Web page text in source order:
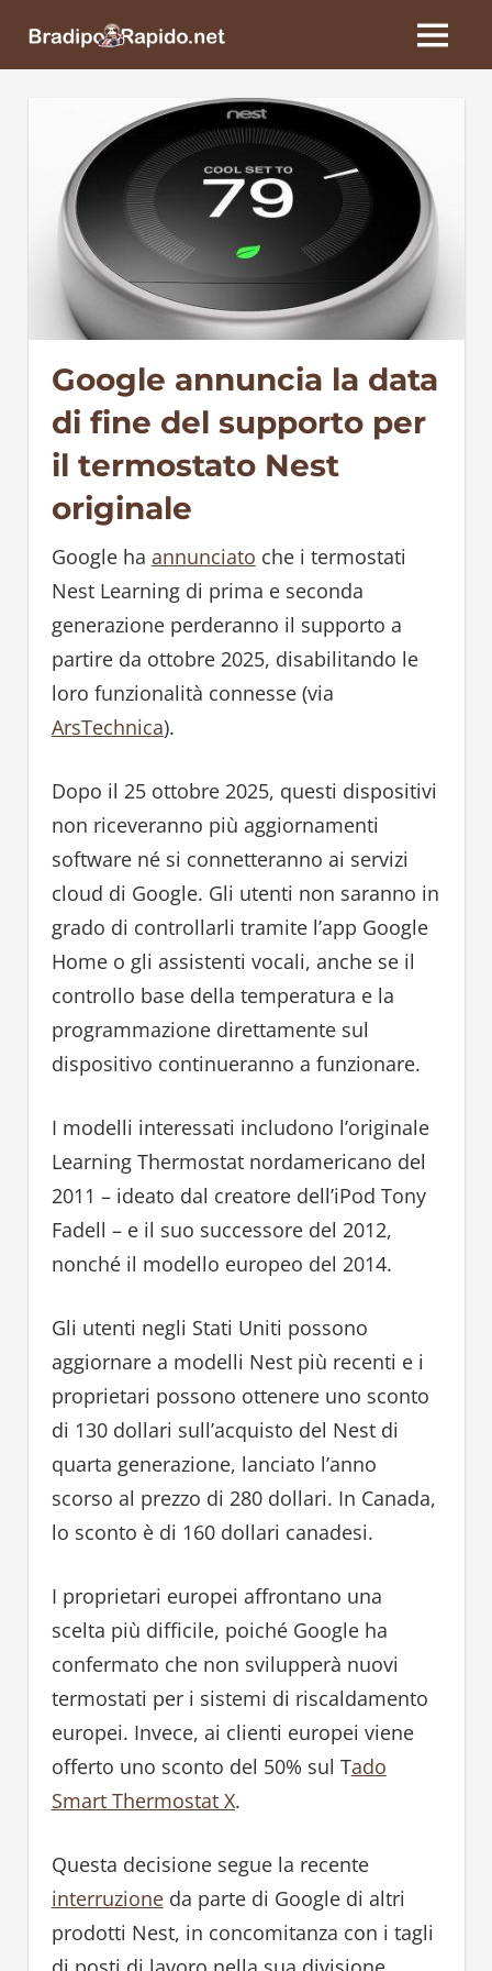
BradipoRapido.net
MENU
Google annuncia la data
di fine del supporto per
il termostato Nest
originale
Google ha annunciato che i termostati
Nest Learning di prima e seconda
generazione perderanno il supporto a
partire da ottobre 2025, disabilitando le
loro funzionalità connesse (via
ArsTechnica).
Dopo il 25 ottobre 2025, questi dispositivi
non riceveranno più aggiornamenti
software né si connetteranno ai servizi
cloud di Google. Gli utenti non saranno in
grado di controllarli tramite l’app Google
Home o gli assistenti vocali, anche se il
controllo base della temperatura e la
programmazione direttamente sul
dispositivo continueranno a funzionare.
I modelli interessati includono l’originale
Learning Thermostat nordamericano del
2011 – ideato dal creatore dell’iPod Tony
Fadell – e il suo successore del 2012,
nonché il modello europeo del 2014.
Gli utenti negli Stati Uniti possono
aggiornare a modelli Nest più recenti e i
proprietari possono ottenere uno sconto
di 130 dollari sull’acquisto del Nest di
quarta generazione, lanciato l’anno
scorso al prezzo di 280 dollari. In Canada,
lo sconto è di 160 dollari canadesi.
I proprietari europei affrontano una
scelta più difficile, poiché Google ha
confermato che non svilupperà nuovi
termostati per i sistemi di riscaldamento
europei. Invece, ai clienti europei viene
offerto uno sconto del 50% sul Tado
Smart Thermostat X.
Questa decisione segue la recente
interruzioneda parte di Google di altri
prodotti Nest, in concomitanza con i tagli